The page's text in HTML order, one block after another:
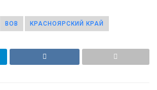
ВОВ КРАСНОЯРСКИЙ КРАЙ